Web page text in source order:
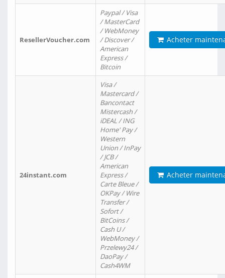
ResellerVoucher.com
Paypal / Visa
/ MasterCard
/ WebMoney
/ Discover /
American
Express /
Bitcoin
Acheter
24instant.com
Visa /
Mastercard /
Bancontact
Mistercash /
iDEAL / ING
Home' Pay /
Western
Union / InPay
/ JCB /
American
Express /
Carte Bleue /
OKPay / Wire
Transfer /
Sofort /
BitCoins /
Cash U /
WebMoney /
Przelewy24 /
DaoPay /
Cash4WM
Acheter